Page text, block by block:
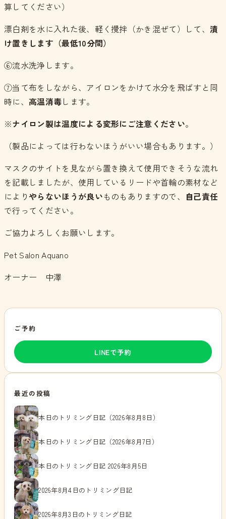
算してください）
漂白剤を水に入れた後、軽く攪拌（かき混ぜて）して、漬
け置きします（最低10分間）
⑥流水洗浄します。
⑦当て布をしながら、アイロンをかけて水分を飛ばすと同
時に、 高温消毒します。
※ナイロン製は温度による変形にご注意ください。
（製品によっては行わないほうがいい場合もあります。）
マスクのサイトを見ながら置き換えて使用できそうな流れ
を記載しましたが、使用しているリードや首輪の素材など
によりやらないほうが良いものもありますので、 自己責任
で行ってください。
ご協力よろしくお願いします。
Pet Salon Aquano
オーナー 中澤
ご予約
LINEで予約
最近の投稿
本日のトリミング日記（2026年8月8日）
本日のトリミング日記（2026年8月7日）
本日のトリミング日記 2026年8月5日
2026年8月4日のトリミング日記
2026年8月3日のトリミング日記